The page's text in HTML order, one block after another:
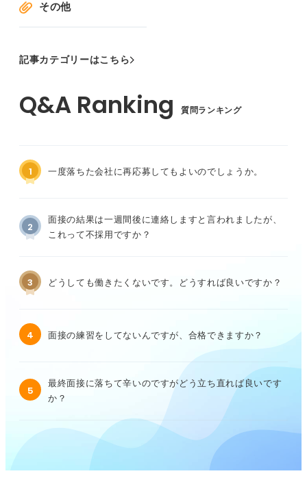
その他
記事カテゴリーはこちら
質問ランキング
1 一度落ちた会社に再応募してもよいのでしょうか。
2
面接の結果は一週間後に連絡しますと言われましたが、
これって不採用ですか？
3 どうしても働きたくないです。どうすれば良いですか？
4 面接の練習をしてないんですが、合格できますか？
5
最終面接に落ちて辛いのですがどう立ち直れば良いです
か？